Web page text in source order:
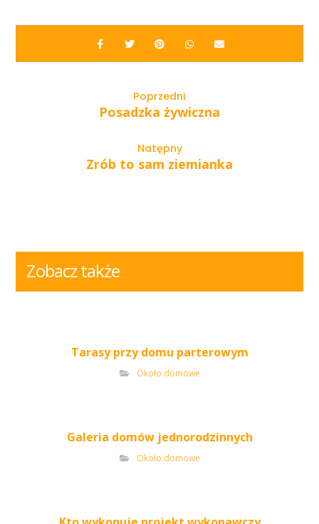
Poprzedni
Posadzka żywiczna
Natępny
Zrób to sam ziemianka
Zobacz także
Tarasy przy domu parterowym
Około domowe
Galeria domów jednorodzinnych
Około domowe